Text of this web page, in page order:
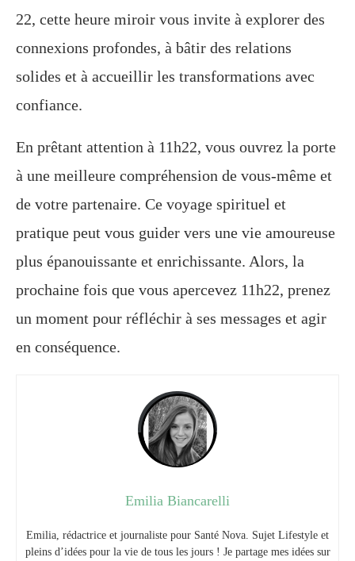
22, cette heure miroir vous invite à explorer des
connexions profondes, à bâtir des relations
solides et à accueillir les transformations avec
confiance.
En prêtant attention à 11h22, vous ouvrez la porte
à une meilleure compréhension de vous-même et
de votre partenaire. Ce voyage spirituel et
pratique peut vous guider vers une vie amoureuse
plus épanouissante et enrichissante. Alors, la
prochaine fois que vous apercevez 11h22, prenez
un moment pour réfléchir à ses messages et agir
en conséquence.
Emilia Biancarelli
Emilia, rédactrice et journaliste pour Santé Nova. Sujet Lifestyle et
pleins d’idées pour la vie de tous les jours ! Je partage mes idées sur